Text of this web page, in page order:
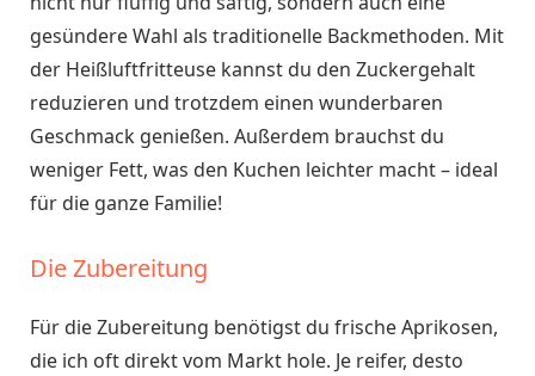
gesündere Wahl als traditionelle Backmethoden. Mit
der Heißluftfritteuse kannst du den Zuckergehalt
reduzieren und trotzdem einen wunderbaren
Geschmack genießen. Außerdem brauchst du
weniger Fett, was den Kuchen leichter macht – ideal
für die ganze Familie!
Die Zubereitung
Für die Zubereitung benötigst du frische Aprikosen,
die ich oft direkt vom Markt hole. Je reifer, desto